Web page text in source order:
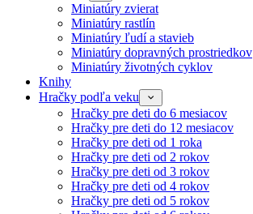
Miniatúry zvierat
Miniatúry rastlín
Miniatúry ľudí a stavieb
Miniatúry dopravných prostriedkov
Miniatúry životných cyklov
Knihy
Hračky podľa veku
Hračky pre deti do 6 mesiacov
Hračky pre deti do 12 mesiacov
Hračky pre deti od 1 roka
Hračky pre deti od 2 rokov
Hračky pre deti od 3 rokov
Hračky pre deti od 4 rokov
Hračky pre deti od 5 rokov